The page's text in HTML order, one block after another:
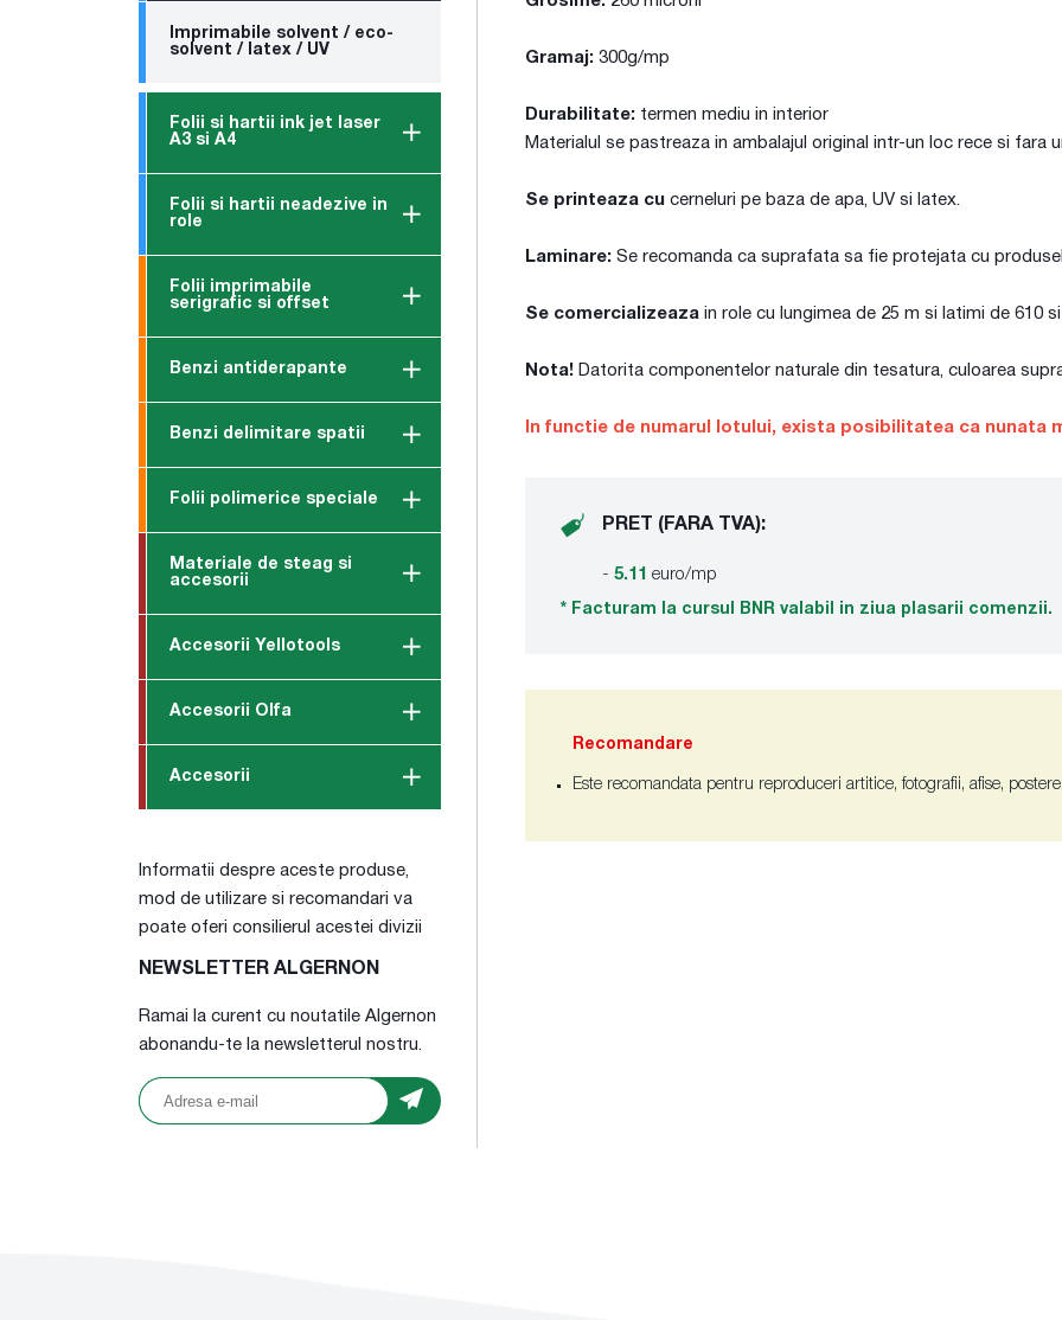
Imprimabile solvent / eco-
solvent / latex / UV
Folii si hartii ink jet laser
A3 si A4
Folii si hartii neadezive in
role
Folii imprimabile
serigrafic si offset
Benzi antiderapante
Benzi delimitare spatii
Folii polimerice speciale
Materiale de steag si
accesorii
Accesorii Yellotools
Accesorii Olfa
Accesorii
Informatii despre aceste produse,
mod de utilizare si recomandari va
poate oferi consilierul acestei divizii
NEWSLETTER ALGERNON
Ramai la curent cu noutatile Algernon
abonandu-te la newsletterul nostru.
Gramaj: 300g/mp
Durabilitate: termen mediu in interior
Materialul se pastreaza in ambalajul original intr-un loc rece si fara
Se printeaza cu cerneluri pe baza de apa, UV si latex.
Laminare: Se recomanda ca suprafata sa fie protejata cu
Se comercializeaza in role cu lungimea de 25 m si latimi de 610
Nota! Datorita componentelor naturale din tesatura, culoarea
In functie de numarul lotului, exista posibilitatea ca nunata
PRET (FARA TVA):
- 5.11 euro/mp
* Facturam la cursul BNR valabil in ziua plasarii comenzii.
Recomandare
Este recomandata pentru reproduceri artitice, fotografii, afise,